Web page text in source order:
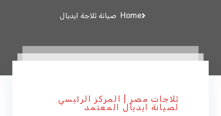
Home صيانة ثلاجة ايديال
ثلاجات مصر | المركز الرئيسي
لصيانة ايديال المعتمد